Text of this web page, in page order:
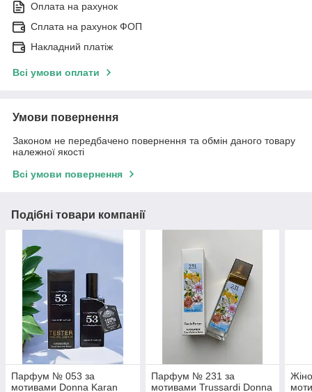
Оплата на рахунок
Сплата на рахунок ФОП
Накладний платіж
Всі умови оплати
Умови повернення
Законом не передбачено повернення та обмін даного товару
належної якості
Всі умови повернення
Подібні товари компанії
Парфум № 053 за
мотивами Donna Karan
Парфум № 231 за
мотивами Trussardi Donna